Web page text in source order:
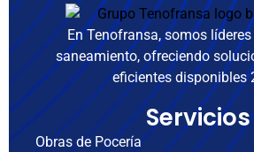
En Tenofransa, somos
saneamiento, ofreciendo
eficientes disponibles
Servicios
Obras de Pocería